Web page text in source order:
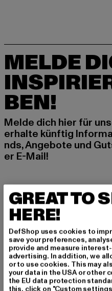
MELDE
BEN!
Melde dich hier für
erhalte künftig
nds, Angebote und
er E-Mail!
An welchen Produkten
MÄNNER
FRAUEN
E-MAIL
GREAT TO
HERE!
DefShop uses cookies to
save your preferences,
provide and measure
advertising. In addition, we
or to use cookies. This may
your data in the USA or other
the EU data protection
this, click on "Custom